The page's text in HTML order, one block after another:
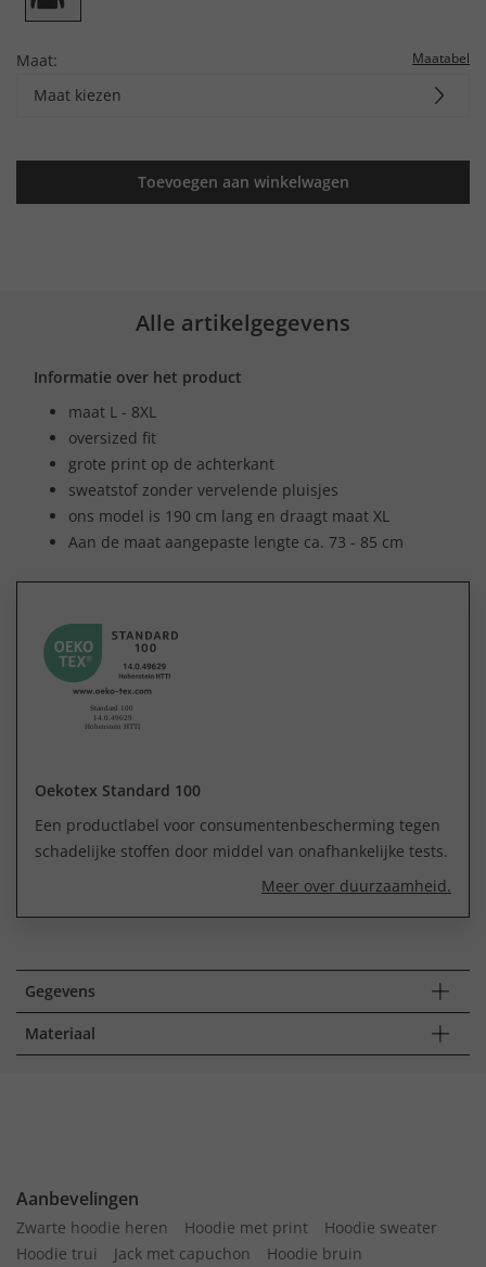
Maat: Maatabel
Maat kiezen
Toevoegen aan winkelwagen
Alle artikelgegevens
Informatie over het product
maat L - 8XL
oversized fit
grote print op de achterkant
sweatstof zonder vervelende pluisjes
ons model is 190 cm lang en draagt maat XL
Aan de maat aangepaste lengte ca. 73 - 85 cm
Oekotex Standard 100
Een productlabel voor consumentenbescherming tegen
schadelijke stoffen door middel van onafhankelijke tests.
Meer over duurzaamheid.
Gegevens
Materiaal
Aanbevelingen
Zwarte hoodie heren Hoodie met print
Hoodie sweater
Hoodie trui
Jack met capuchon
Hoodie bruin